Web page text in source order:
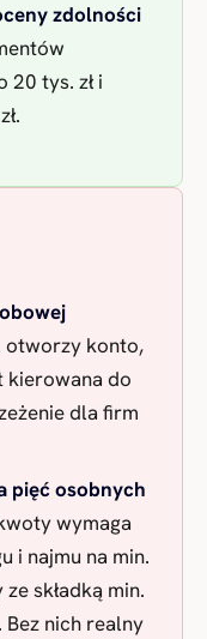
zdolności
20 tys. zł i
otworzy konto,
kierowana do
dla firm
pięć osobnych
wymaga
i najmu na min.
składką min.
Bez nich realny